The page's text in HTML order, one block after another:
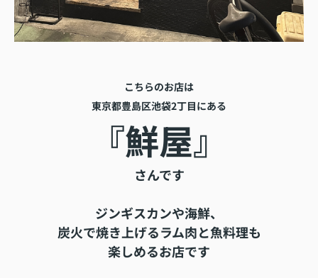
こちらのお店は
東京都豊島区池袋2丁目にある
『鮮屋』
さんです
ジンギスカンや海鮮、
炭火で焼き上げるラム肉と魚料理も
楽しめるお店です